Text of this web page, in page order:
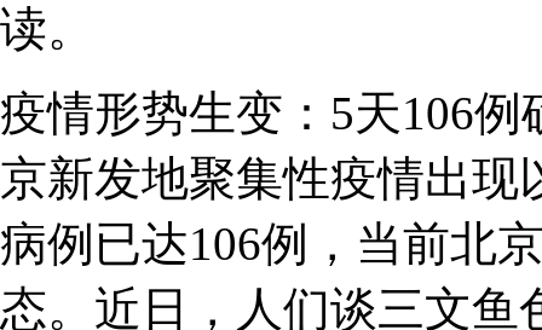
读。
疫情形势生变：5天106
京新发地聚集性疫情出现
病例已达106例，当前北
态。近日，人们谈三文